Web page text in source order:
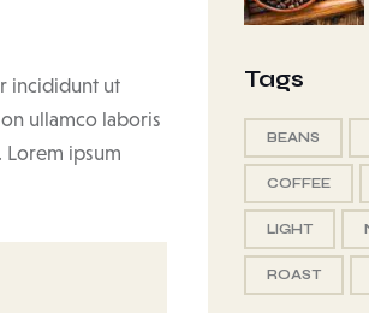
incididunt ut
ullamco laboris
Lorem ipsum
Tags
BEANS
COFFEE
LIGHT
ROAST